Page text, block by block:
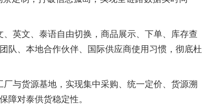
、英文、泰语自由切换，商品展示、下单、库存查
队、本地合作伙伴、国际供应商使用习惯，彻底杜
厂与货源基地，实现集中采购、统一定价、货源溯
障对泰供货稳定性。